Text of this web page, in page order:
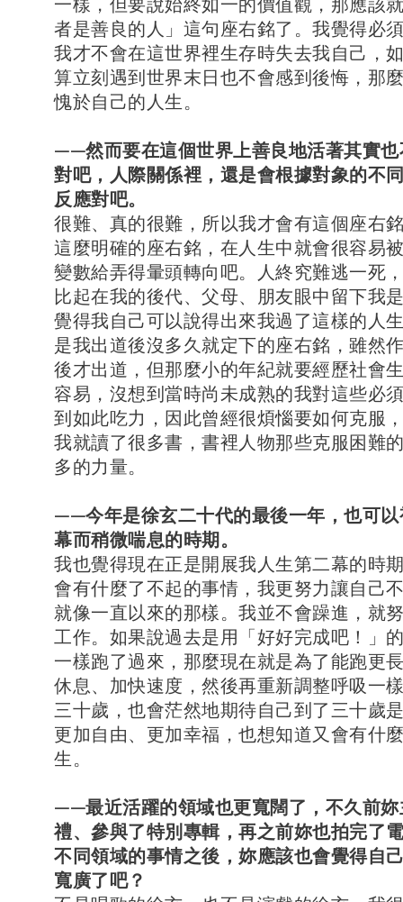
者是善良的人」這句座右銘了。我覺得必
我才不會在這世界裡生存時失去我自己，
算立刻遇到世界末日也不會感到後悔，那
愧於自己的人生。
——然而要在這個世界上善良地活著其實
對吧，人際關係裡，還是會根據對象的不
反應對吧。
很難、真的很難，所以我才會有這個座右
這麼明確的座右銘，在人生中就會很容易
變數給弄得暈頭轉向吧。人終究難逃一死
比起在我的後代、父母、朋友眼中留下我
覺得我自己可以說得出來我過了這樣的人
是我出道後沒多久就定下的座右銘，雖然
後才出道，但那麼小的年紀就要經歷社會
容易，沒想到當時尚未成熟的我對這些必
到如此吃力，因此曾經很煩惱要如何克服
我就讀了很多書，書裡人物那些克服困難
多的力量。
——今年是徐玄二十代的最後一年，也可
幕而稍微喘息的時期。
我也覺得現在正是開展我人生第二幕的時
會有什麼了不起的事情，我更努力讓自己
就像一直以來的那樣。我並不會躁進，就
工作。如果說過去是用「好好完成吧！」
一樣跑了過來，那麼現在就是為了能跑更
休息、加快速度，然後再重新調整呼吸一
三十歲，也會茫然地期待自己到了三十歲
更加自由、更加幸福，也想知道又會有什
生。
——最近活躍的領域也更寬闊了，不久前
禮、參與了特別專輯，再之前妳也拍完了
不同領域的事情之後，妳應該也會覺得自
寬廣了吧？